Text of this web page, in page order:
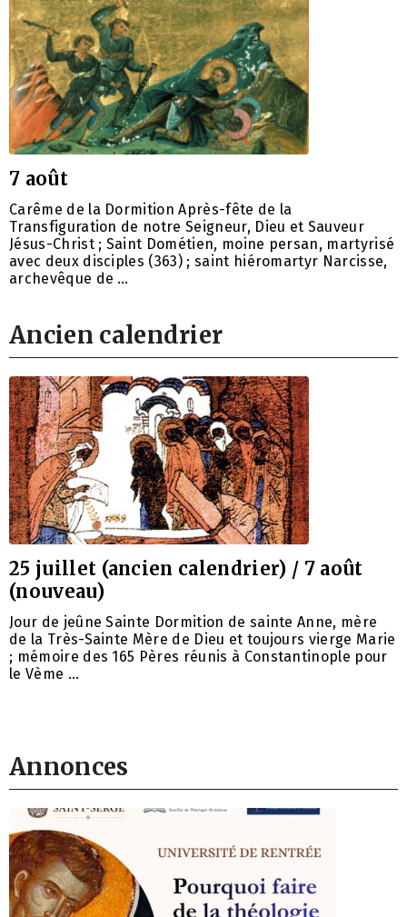
7 août
Carême de la Dormition Après-fête de la
Transfiguration de notre Seigneur, Dieu et Sauveur
Jésus-Christ ; Saint Dométien, moine persan, martyrisé
avec deux disciples (363) ; saint hiéromartyr Narcisse,
archevêque de …
Ancien calendrier
25 juillet (ancien calendrier) / 7 août
(nouveau)
Jour de jeûne Sainte Dormition de sainte Anne, mère
de la Très-Sainte Mère de Dieu et toujours vierge Marie
; mémoire des 165 Pères réunis à Constantinople pour
le Vème …
Annonces